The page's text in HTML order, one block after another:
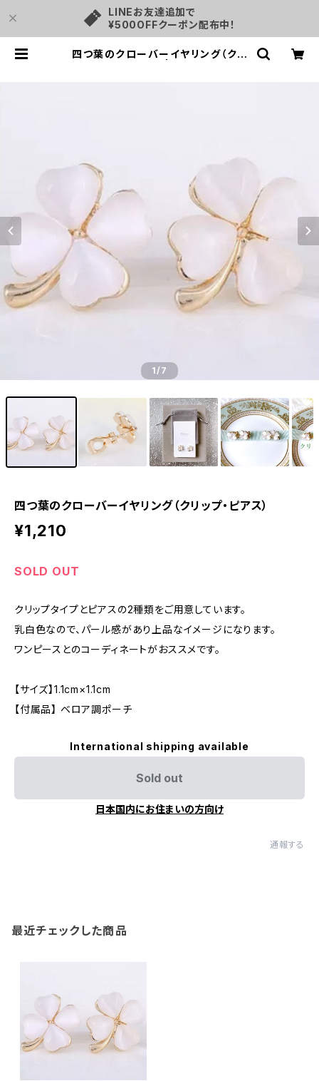
LINEお友達追加で
¥500OFFクーポン配布中！
四つ葉のクローバーイヤリング（クリ
1/7
四つ葉のクローバーイヤリング（クリップ・ピアス）
¥1,210
SOLD OUT
クリップタイプとピアスの2種類をご用意しています。
乳白色なので、パール感があり上品なイメージになります。
ワンピースとのコーディネートがおススメです。
【サイズ】1.1cm×1.1cm
【付属品】 ベロア調ポーチ
International shipping available
Sold out
日本国内にお住まいの方向け
通報する
最近チェックした商品